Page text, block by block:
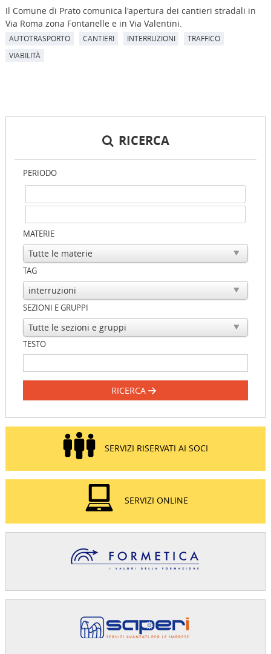
Il Comune di Prato comunica l'apertura dei cantieri stradali in
Via Roma zona Fontanelle e in Via Valentini.
AUTOTRASPORTO CANTIERI INTERRUZIONI
TRAFFICO
VIABILITÀ
RICERCA
PERIODO
MATERIE
TAG
SEZIONI E GRUPPI
TESTO
RICERCA
SERVIZI RISERVATI AI SOCI
SERVIZI ONLINE